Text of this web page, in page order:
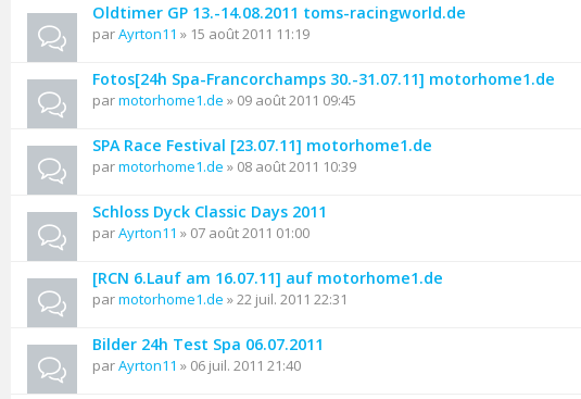
Oldtimer GP 13.-14.08.2011 toms-racingworld.de
parAyrton11 » 15 août 2011 11:19
Fotos[24h Spa-Francorchamps 30.-31.07.11] motorhome1.de
parmotorhome1.de » 09 août 2011 09:45
SPA Race Festival [23.07.11] motorhome1.de
parmotorhome1.de » 08 août 2011 10:39
Schloss Dyck Classic Days 2011
parAyrton11 » 07 août 2011 01:00
[RCN 6.Lauf am 16.07.11] auf motorhome1.de
parmotorhome1.de » 22 juil. 2011 22:31
Bilder 24h Test Spa 06.07.2011
parAyrton11 » 06 juil. 2011 21:40